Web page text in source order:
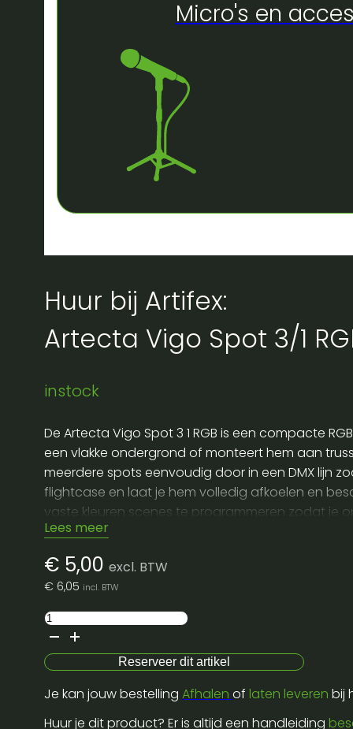
Micro's en
Huur bij Artifex:
Artecta Vigo Spot 3/1
instock
De Artecta Vigo Spot 3 1 RGB is een compacte
een vlakke ondergrond of monteert hem aan
meerdere spots eenvoudig door in een DMX lijn
flightcase en laat je hem volledig afkoelen en
vaste kleuren scenes te programmeren zodat je
Lees meer
€ 5,00 excl. BTW
€ 6,05 incl. BTW
Artecta
Vigo
Spot
3/1
RGB
aantal
Reserveer dit artikel
Je kan jouw bestelling Afhalen of laten leveren bij
Huur je dit product? Er is altijd een handleiding